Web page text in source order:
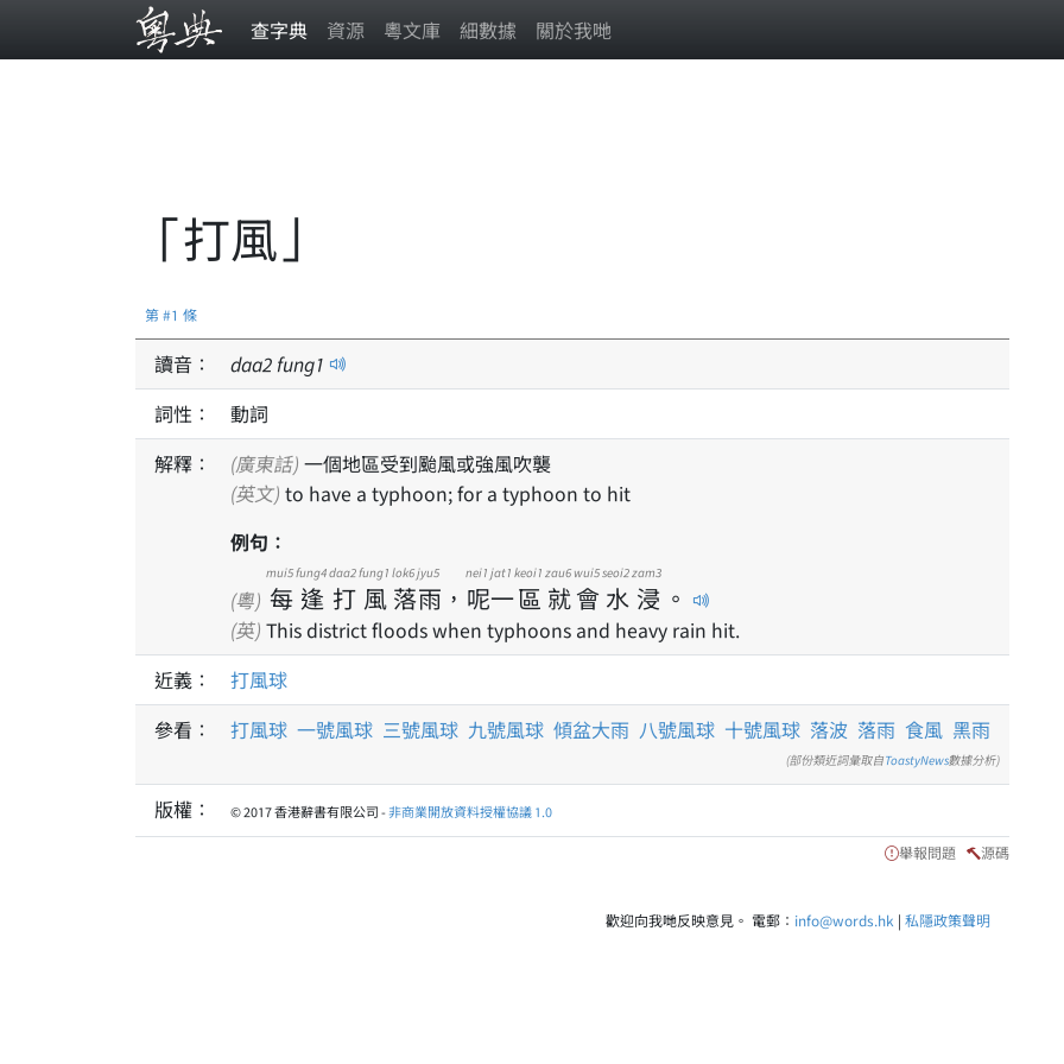
查字典 資源 粵文庫 細數據 關於我哋
「打風」
第 #1 條
讀音： daa2fung1
詞性：
動詞
解釋：
(廣東話) 一個地區受到颱風或強風吹襲
(英文) to have a typhoon; for a typhoon to hit
例句：
(粵) 每
mui5
逢
fung4
打
daa2
風
fung1
落
lok6
雨
jyu5
， 呢
nei1
一
jat1
區
keoi1
就
zau6
會
wui5
水
seoi2
浸
zam3
。
(英) This district floods when typhoons and heavy rain hit.
近義：
打風球
參看：
打風球 一號風球 三號風球 九號風球 傾盆大雨 八號風球 十號風球 落波 落雨 食風 黑雨
(部份類近詞彙取自ToastyNews數據分析)
版權： © 2017 香港辭書有限公司 -非商業開放資料授權協議 1.0
舉報問題 源碼
歡迎向我哋反映意見。 電郵： info@words.hk | 私隱政策聲明